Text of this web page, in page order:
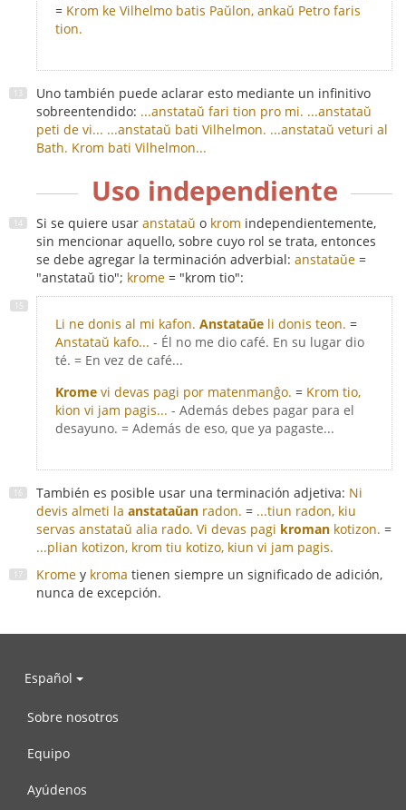
= Krom ke Vilhelmo batis Paŭlon, ankaŭ Petro faris
tion.
Uno también puede aclarar esto mediante un infinitivo
sobreentendido: ...anstataŭ fari tion pro mi. ...anstataŭ
peti de vi... ...anstataŭ bati Vilhelmon. ...anstataŭ veturi al
Bath. Krom bati Vilhelmon...
Uso independiente
Si se quiere usar anstataŭ o krom independientemente,
sin mencionar aquello, sobre cuyo rol se trata, entonces
se debe agregar la terminación adverbial: anstataŭe =
"anstataŭ tio"; krome = "krom tio":
Li ne donis al mi kafon. Anstataŭe li donis teon. =
Anstataŭ kafo... - Él no me dio café. En su lugar dio
té. = En vez de café...
Krome vi devas pagi por matenmanĝo. = Krom tio,
kion vi jam pagis... - Además debes pagar para el
desayuno. = Además de eso, que ya pagaste...
También es posible usar una terminación adjetiva: Ni
devis almeti la anstataŭan radon. = ...tiun radon, kiu
servas anstataŭ alia rado. Vi devas pagi kroman kotizon. =
...plian kotizon, krom tiu kotizo, kiun vi jam pagis.
Krome y kroma tienen siempre un significado de adición,
nunca de excepción.
Español
Sobre nosotros
Equipo
Ayúdenos